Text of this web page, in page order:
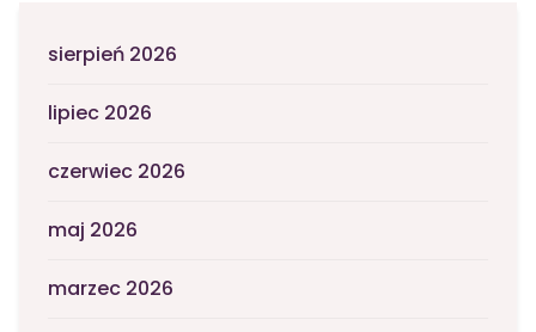
sierpień 2026
lipiec 2026
czerwiec 2026
maj 2026
marzec 2026